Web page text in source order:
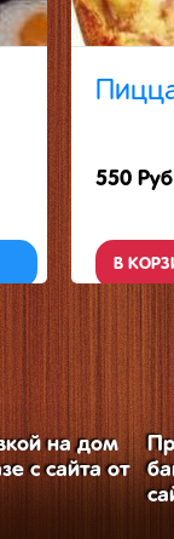
550 Руб
В
на дом
с сайта от